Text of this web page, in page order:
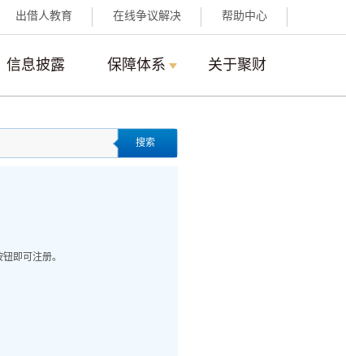
帮助中心
在线争议解决
出借人教育
信息披露 保障体系 关于聚财
搜索
即可注册。